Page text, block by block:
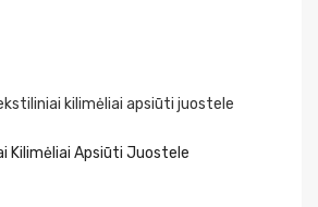
Kilimėliai Apsiūti Juostele